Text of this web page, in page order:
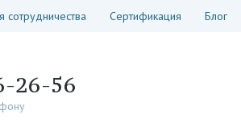
сотрудничества Сертификация Блог
26-56